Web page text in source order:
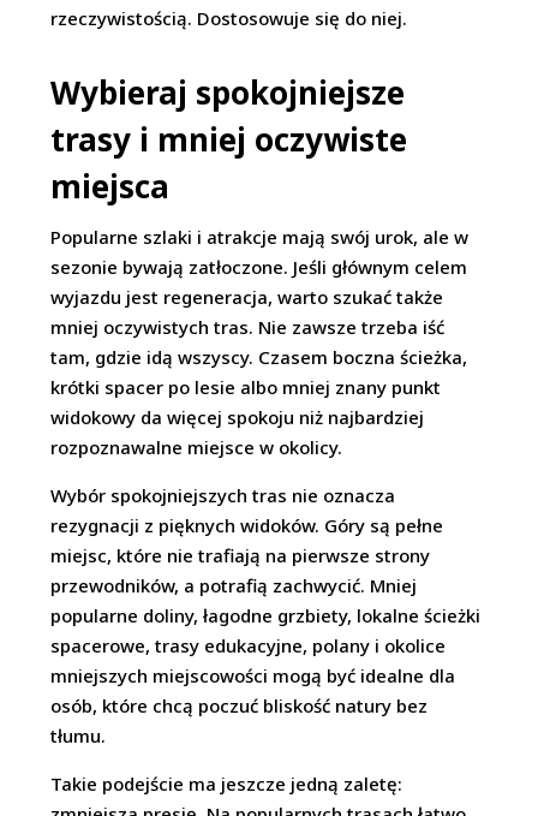
rzeczywistością. Dostosowuje się do niej.
Wybieraj spokojniejsze
trasy i mniej oczywiste
miejsca
Popularne szlaki i atrakcje mają swój urok, ale w
sezonie bywają zatłoczone. Jeśli głównym celem
wyjazdu jest regeneracja, warto szukać także
mniej oczywistych tras. Nie zawsze trzeba iść
tam, gdzie idą wszyscy. Czasem boczna ścieżka,
krótki spacer po lesie albo mniej znany punkt
widokowy da więcej spokoju niż najbardziej
rozpoznawalne miejsce w okolicy.
Wybór spokojniejszych tras nie oznacza
rezygnacji z pięknych widoków. Góry są pełne
miejsc, które nie trafiają na pierwsze strony
przewodników, a potrafią zachwycić. Mniej
popularne doliny, łagodne grzbiety, lokalne ścieżki
spacerowe, trasy edukacyjne, polany i okolice
mniejszych miejscowości mogą być idealne dla
osób, które chcą poczuć bliskość natury bez
tłumu.
Takie podejście ma jeszcze jedną zaletę: